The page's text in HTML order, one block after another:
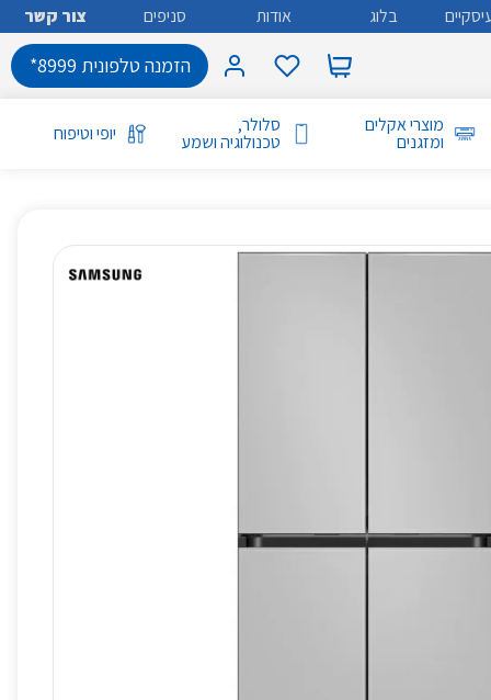
בלוג אודות סניפים צור קשר
הזמנה טלפונית 8999*
מוצרי אקלים
ומזגנים
סלולר,
טכנולוגיה ושמע יופי וטיפוח